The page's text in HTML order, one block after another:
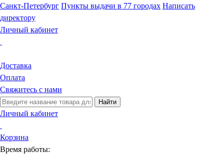
Санкт-Петербург Пункты выдачи в 77 городах Написать
директору
Личный кабинет
Доставка
Оплата
Свяжитесь с нами
Найти
Личный кабинет
Корзина
Время работы: